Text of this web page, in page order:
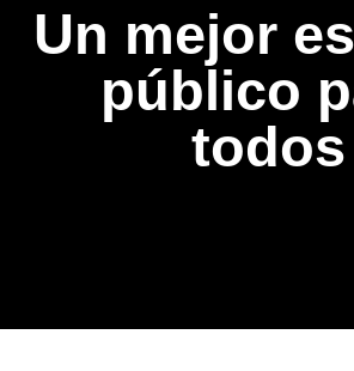
Un mejor
público
todos